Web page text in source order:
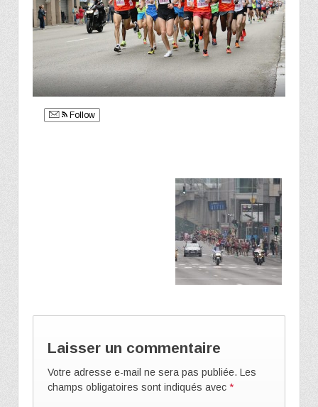
Follow
Laisser un commentaire
Votre adresse e-mail ne sera pas publiée. Les
champs obligatoires sont indiqués avec *